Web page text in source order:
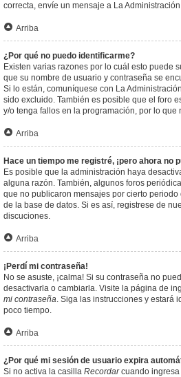
correcta, envíe un mensaje a La
Arriba
¿Por qué no puedo identificarme?
Existen varias razones por lo cuál esto puede
que su nombre de usuario y contraseña se
Si lo están, comuníquese con La
sido excluido. También es posible que el foro
y/o tenga fallos en la programación, por lo que
Arriba
Hace un tiempo me registré, ¡pero ahora no
Es posible que la administración haya
alguna razón. También, algunos foros
que no publicaron mensajes por cierto
de la base de datos. Si es así, registrese de
discuciones.
Arriba
¡Perdí mi contraseña!
No se asuste, ¡calma! Si su contraseña no
desactivarla o cambiarla. Visite la página de
mi contraseña. Siga las instrucciones y estará
poco tiempo.
Arriba
¿Por qué mi sesión de usuario expira
Si no activa la casilla Recordarcuando ingresa